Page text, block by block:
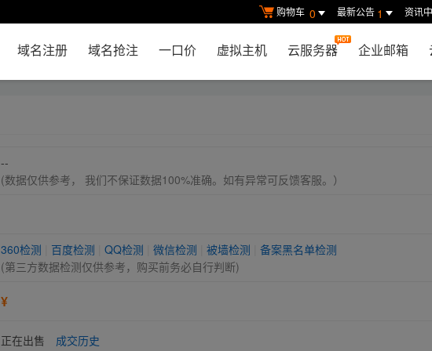
购物车 0 最新公告 1 资讯
域名注册 域名抢注 一口价 虚拟主机 云服务器 企业邮箱
--
(数据仅供参考， 我们不保证数据100%准确。如有异常可反馈客服。）
360检测 百度检测 QQ检测 微信检测 被墙检测
备案黑名单检测
(第三方数据检测仅供参考，购买前务必自行判断)
¥
正在出售 成交历史